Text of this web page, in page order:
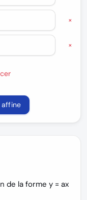
×
×
affine
de la forme y = ax